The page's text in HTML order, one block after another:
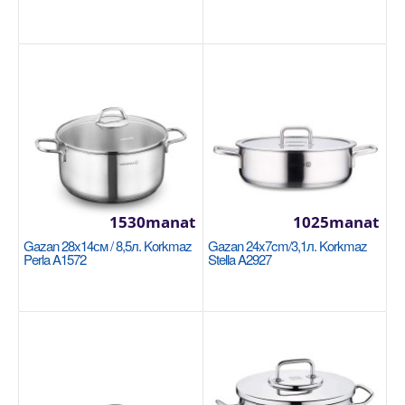
кастрюли Astra2 не занимают много места в
1290manat
Availability
7
Sebede Goş
Garşylaşdyrmaga goş
Halananlara goş
Gazan 28x14см / 8,5л. Korkmaz
Perla A1572
1530manat
Gazan 24x7cm/3,1л. Korkmaz
Stella A2927
1025manat